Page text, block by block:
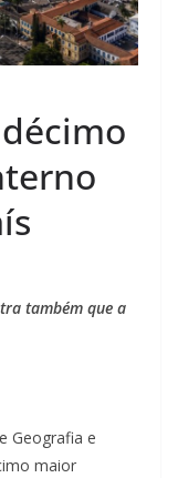
também que a
Geografia e
maior